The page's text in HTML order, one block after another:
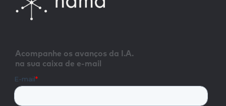
Acompanhe os avanços da I.A.
na sua caixa de e-mail